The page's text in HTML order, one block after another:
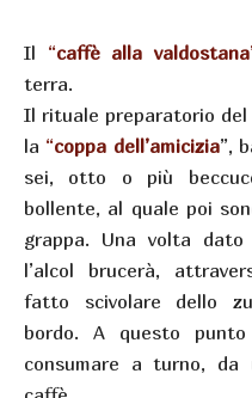
Il “caffè alla valdostana
terra.
Il rituale preparatorio del
la “coppa dell’amicizia”,
sei, otto o più
bollente, al quale poi
grappa. Una volta
l’alcol brucerà,
fatto scivolare dello
bordo. A questo punto
consumare a turno, da